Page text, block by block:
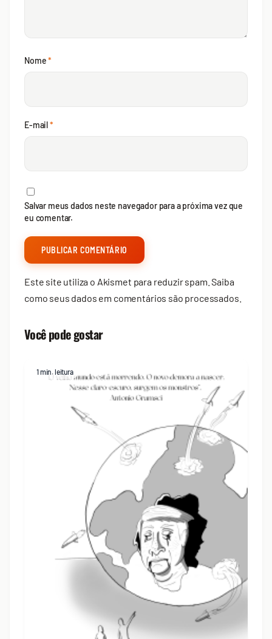
Nome*
E-mail*
Salvar meus dados neste navegador para a próxima vez que
eu comentar.
Este site utiliza o Akismet para reduzir spam.Saiba
como seus dados em comentários são processados
Você pode gostar
1 min. leitura